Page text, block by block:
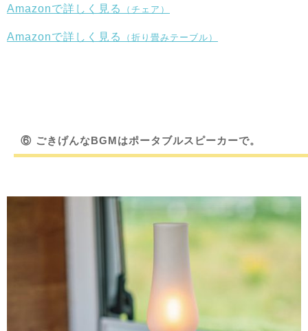
Amazonで詳しく見る （チェア）
Amazonで詳しく見る （折り畳みテーブル）
⑥ ごきげんなBGMはポータブルスピーカーで。